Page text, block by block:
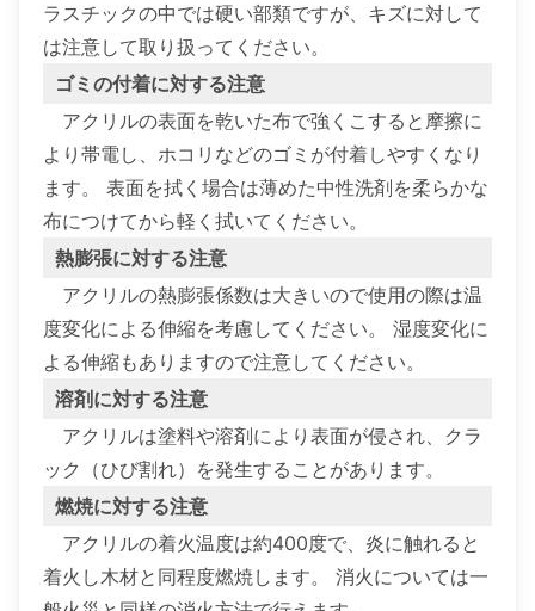
ラスチックの中では硬い部類ですが、キズに対して
は注意して取り扱ってください。
ゴミの付着に対する注意
アクリルの表面を乾いた布で強くこすると摩擦に
より帯電し、ホコリなどのゴミが付着しやすくなり
ます。 表面を拭く場合は薄めた中性洗剤を柔らかな
布につけてから軽く拭いてください。
熱膨張に対する注意
アクリルの熱膨張係数は大きいので使用の際は温
度変化による伸縮を考慮してください。 湿度変化に
よる伸縮もありますので注意してください。
溶剤に対する注意
アクリルは塗料や溶剤により表面が侵され、クラ
ック（ひび割れ）を発生することがあります。
燃焼に対する注意
アクリルの着火温度は約400度で、炎に触れると
着火し木材と同程度燃焼します。 消火については一